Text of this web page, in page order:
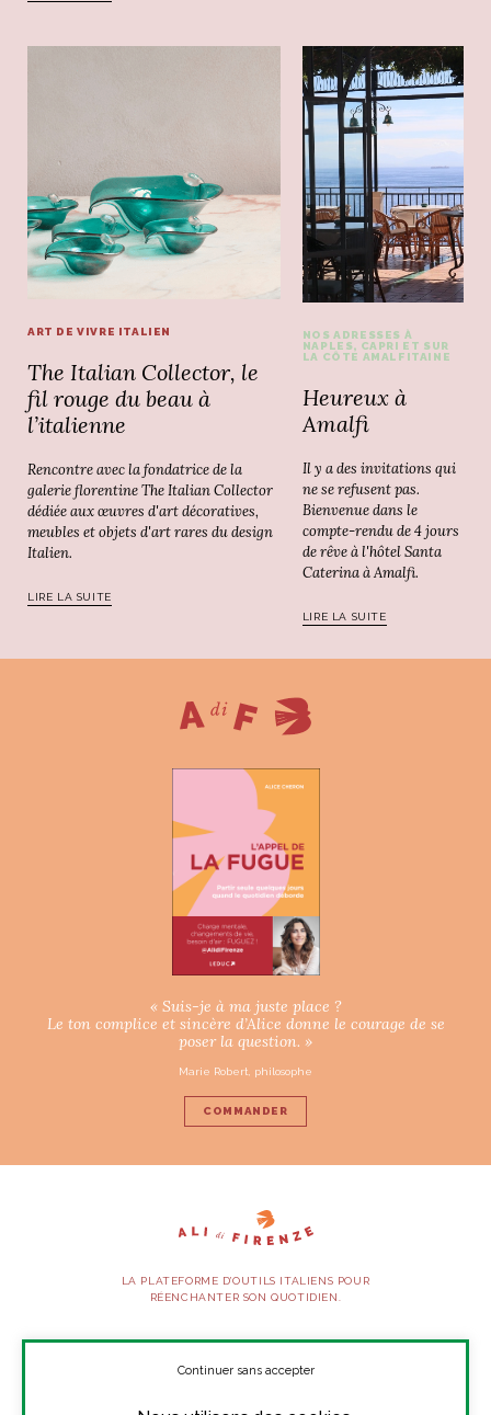
ART DE VIVRE ITALIEN
The Italian Collector, le
fil rouge du beau à
l’italienne
Rencontre avec la fondatrice de la
galerie florentine The Italian Collector
dédiée aux œuvres d'art décoratives,
meubles et objets d'art rares du design
Italien.
LIRE LA SUITE
NOS ADRESSES À
NAPLES, CAPRI ET SUR
LA CÔTE AMALFITAINE
Heureux à
Amalfi
Il y a des invitations qui
ne se refusent pas.
Bienvenue dans le
compte-rendu de 4 jours
de rêve à l'hôtel Santa
Caterina à Amalfi.
LIRE LA SUITE
« Suis-je à ma juste place ?
Le ton complice et sincère d’Alice donne le courage de se
poser la question. »
Marie Robert, philosophe
COMMANDER
LA PLATEFORME D’OUTILS ITALIENS POUR
RÉENCHANTER SON QUOTIDIEN.
SUIVEZ-NOUS
Continuer sans accepter